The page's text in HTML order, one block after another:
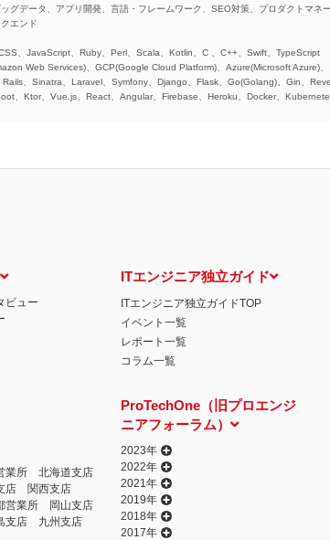
グデータ、アプリ開発、言語・フレームワーク、SEO対策、プロダクトマネ
エンド
、JavaScript、Ruby、Perl、Scala、Kotlin、C 、C++、Swift、TypeScript
Web Services)、GCP(Google Cloud Platform)、Azure(Microsoft Azure)、
、Sinatra、Laravel、Symfony、Django、Flask、Go(Golang)、Gin、
、Ktor、Vue.js、React、Angular、Firebase、Heroku、Docker、
ビュー
業所
北海道支店
店
関西支店
営業所
岡山支店
支店
九州支店
ITエンジニア独立ガイド
ITエンジニア独立ガイドTOP
イベント一覧
レポート一覧
コラム一覧
ProTechOne（旧プロエンジ
ニアフォーラム）
2023年
2022年
2021年
2019年
2018年
2017年